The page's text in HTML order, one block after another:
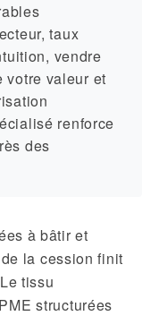
taux
vendre
votre valeur et
renforce
des
à bâtir et
la cession finit
tissu
structurées